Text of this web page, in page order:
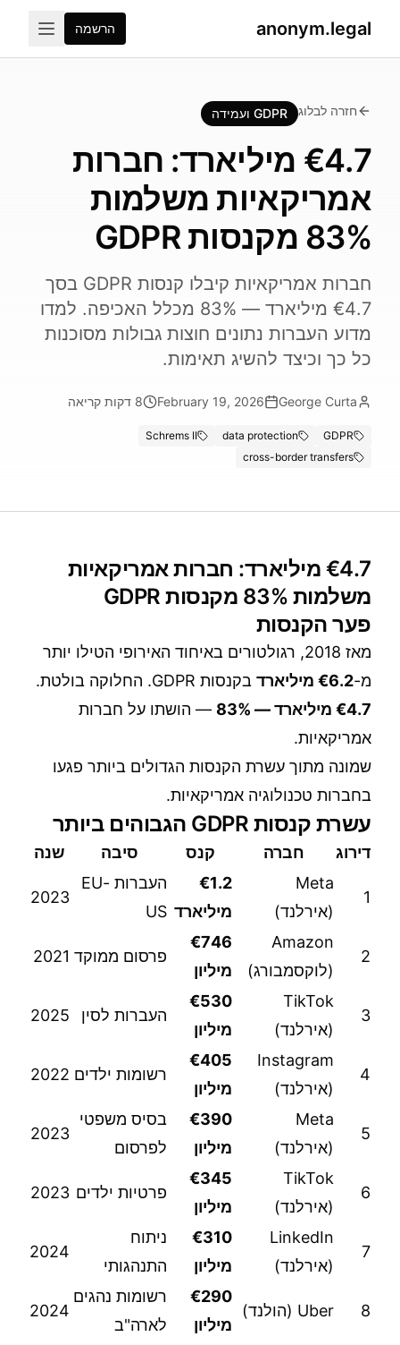
anonym.legal הרשמה
חזרה לבלוג GDPR ועמידה
€4.7 מיליארד: חברות
אמריקאיות משלמות
83% מקנסות GDPR
חברות אמריקאיות קיבלו קנסות GDPR בסך
€4.7 מיליארד — 83% מכלל האכיפה. למדו
מדוע העברות נתונים חוצות גבולות מסוכנות
כל כך וכיצד להשיג תאימות.
George Curta
February 19, 2026
8 דקות קריאה
GDPR
data protection
Schrems II
cross-border transfers
€4.7 מיליארד: חברות אמריקאיות
משלמות 83% מקנסות GDPR
פער הקנסות
מאז 2018, רגולטורים באיחוד האירופי הטילו יותר
מ-€6.2 מיליארד
בקנסות GDPR. החלוקה בולטת.
€4.7 מיליארד — 83%
— הושתו על חברות
אמריקאיות.
שמונה מתוך עשרת הקנסות הגדולים ביותר פגעו
בחברות טכנולוגיה אמריקאיות.
עשרת קנסות GDPR הגבוהים ביותר
דירוג חברה קנס סיבה שנה
1
Meta
(אירלנד)
€1.2
מיליארד
העברות EU-
US
2023
2
Amazon
(לוקסמבורג)
€746
מיליון
פרסום ממוקד 2021
3
TikTok
(אירלנד)
€530
מיליון
העברות לסין 2025
4
Instagram
(אירלנד)
€405
מיליון
רשומות ילדים 2022
5
Meta
(אירלנד)
€390
מיליון
בסיס משפטי
לפרסום
2023
6
TikTok
(אירלנד)
€345
מיליון
פרטיות ילדים 2023
7
LinkedIn
(אירלנד)
€310
מיליון
ניתוח
התנהגותי
2024
8 Uber (הולנד)
€290
מיליון
רשומות נהגים
לארה"ב
2024